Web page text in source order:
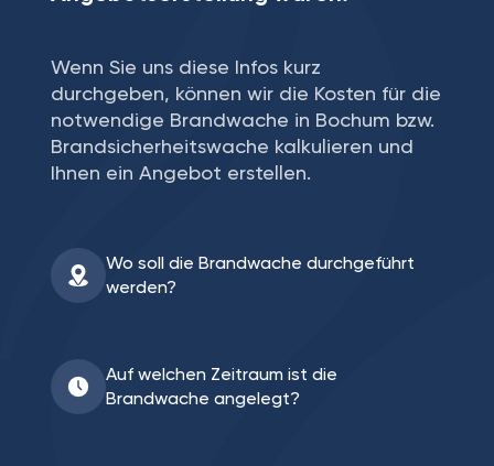
Wenn Sie uns diese Infos kurz
durchgeben, können wir die Kosten für die
notwendige Brandwache in Bochum bzw.
Brandsicherheitswache kalkulieren und
Ihnen ein Angebot erstellen.
Wo soll die Brandwache durchgeführt
werden?
Auf welchen Zeitraum ist die
Brandwache angelegt?